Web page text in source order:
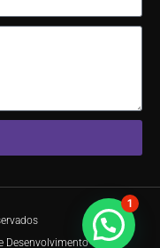
Desenvolvimento
1